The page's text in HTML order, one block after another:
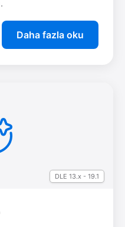
Daha fazla oku
DLE 13.x - 19.1